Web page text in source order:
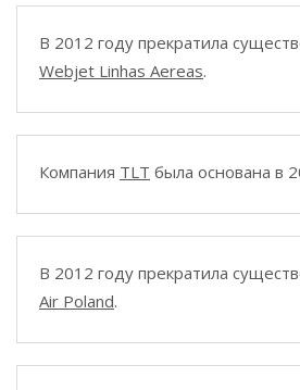
В 2012 году прекратила
Webjet Linhas Aereas.
Компания TLT была основана в
В 2012 году прекратила
Air Poland.